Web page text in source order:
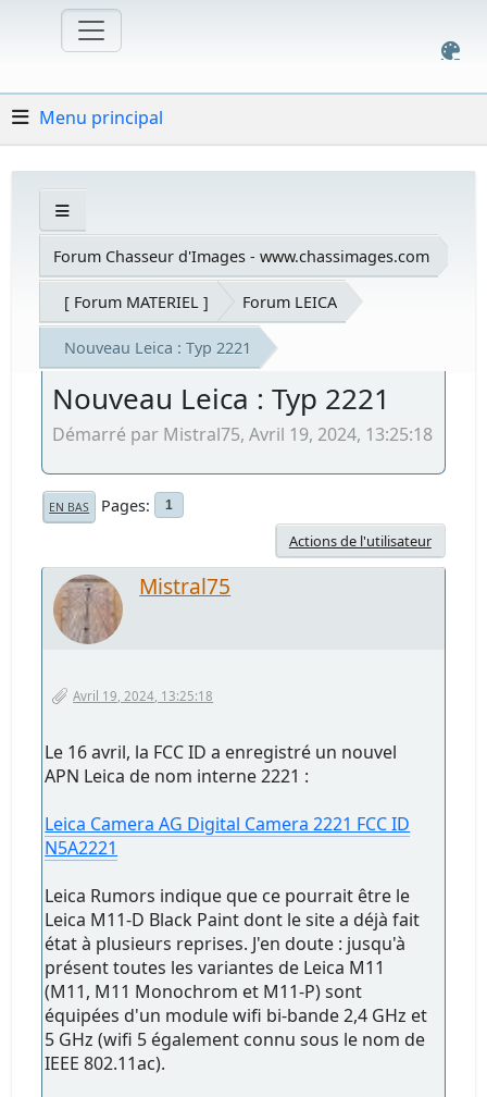
Menu principal
Forum Chasseur d'Images - www.chassimages.com
[ Forum MATERIEL ] Forum LEICA
Nouveau Leica : Typ 2221
Nouveau Leica : Typ 2221
Démarré par Mistral75, Avril 19, 2024, 13:25:18
EN BAS Pages 1
Actions de l'utilisateur
Mistral75
Avril 19, 2024, 13:25:18
Le 16 avril, la FCC ID a enregistré un nouvel
APN Leica de nom interne 2221 :
Leica Camera AG Digital Camera 2221 FCC ID
N5A2221
Leica Rumors indique que ce pourrait être le
Leica M11-D Black Paint dont le site a déjà fait
état à plusieurs reprises. J'en doute : jusqu'à
présent toutes les variantes de Leica M11
(M11, M11 Monochrom et M11-P) sont
équipées d'un module wifi bi-bande 2,4 GHz et
5 GHz (wifi 5 également connu sous le nom de
IEEE 802.11ac).